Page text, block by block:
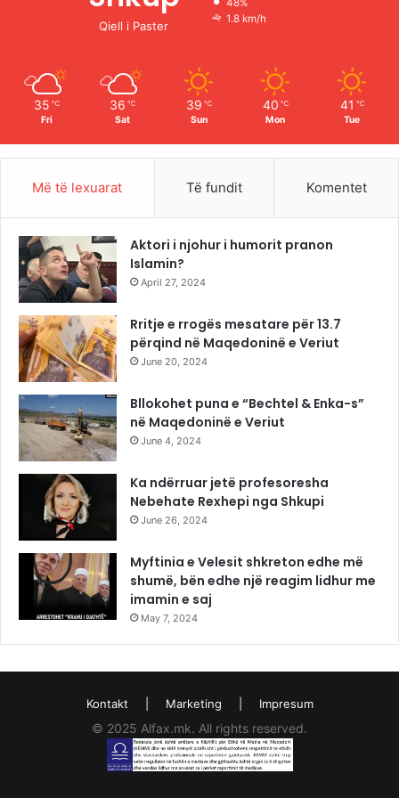
r
Qiell i Paster
48%
1.8 km/h
35 ℃
Fri
36 ℃
Sat
39 ℃
Sun
40 ℃
Mon
41 ℃
Tue
Më të lexuarat Të fundit Komentet
Aktori i njohur i humorit pranon
Islamin?
April 27, 2024
Rritje e rrogës mesatare për 13.7
përqind në Maqedoninë e Veriut
June 20, 2024
Bllokohet puna e “Bechtel & Enka-s”
në Maqedoninë e Veriut
June 4, 2024
Ka ndërruar jetë profesoresha
Nebehate Rexhepi nga Shkupi
June 26, 2024
Myftinia e Velesit shkreton edhe më
shumë, bën edhe një reagim lidhur me
imamin e saj
May 7, 2024
Kontakt Marketing Impresum
© 2025 Alfax.mk. All rights reserved.